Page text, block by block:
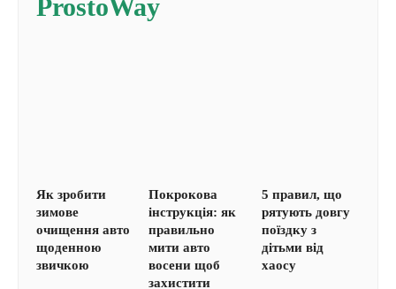
ProstoWay
Як зробити
зимове
очищення авто
щоденною
звичкою
Покрокова
інструкція: як
правильно
мити авто
восени щоб
захистити
5 правил, що
рятують довгу
поїздку з
дітьми від
хаосу